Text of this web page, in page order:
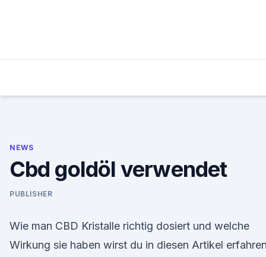
NEWS
Cbd goldöl verwendet
PUBLISHER
Wie man CBD Kristalle richtig dosiert und welche
Wirkung sie haben wirst du in diesen Artikel